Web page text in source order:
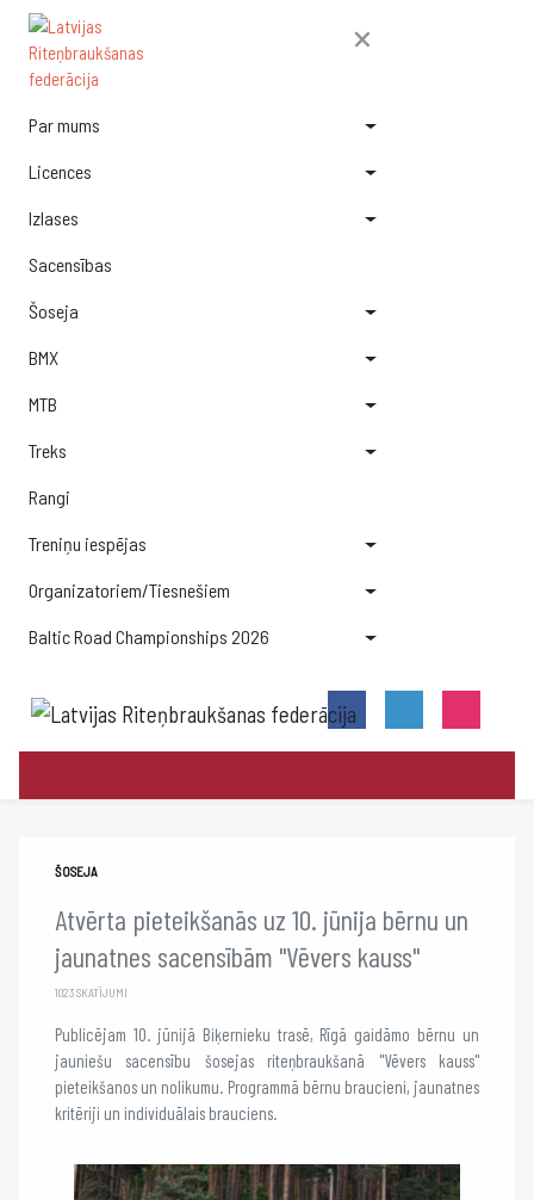
×
Par mums
Licences
Izlases
Sacensības
Šoseja
BMX
MTB
Treks
Rangi
Treniņu iespējas
Organizatoriem/Tiesnešiem
Baltic Road Championships 2026
ŠOSEJA
Atvērta pieteikšanās uz 10. jūnija bērnu un
jaunatnes sacensībām "Vēvers kauss"
1023 SKATĪJUMI
Publicējam 10. jūnijā Biķernieku trasē, Rīgā gaidāmo bērnu un
jauniešu sacensību šosejas riteņbraukšanā "Vēvers kauss"
pieteikšanos un nolikumu. Programmā bērnu braucieni, jaunatnes
kritēriji un individuālais brauciens.